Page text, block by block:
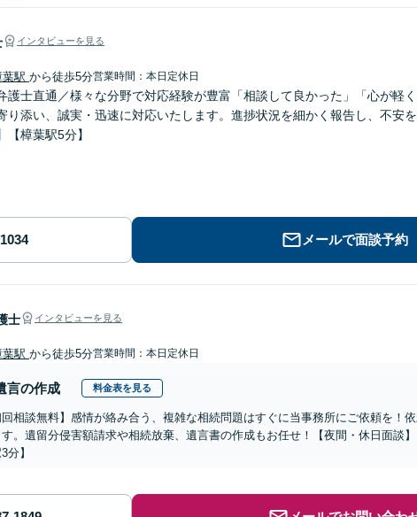
インタビューを見る
葉駅 から徒歩5分営業時間：本日定休日
護士直通／様々な分野で対応経験が豊富「相談して良かった」「心が軽
り添い、誠実・迅速に対応いたします。進捗状況を細かく報告し、不安
【樟葉駅5分】
メールで面談予約
士 インタビューを見る
葉駅 から徒歩5分営業時間：本日定休日
言の作成 料金表を見る
回相談無料】感情が絡み合う、複雑な相続問題はすぐに当事務所にご依頼を！
。遺留分侵害額請求や相続放棄、遺言書の作成もお任せ！【夜間・休日面談
分】